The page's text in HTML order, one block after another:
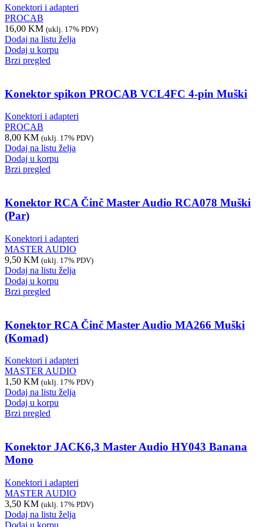
Konektori i adapteri
PROCAB
16,00 KM (uklj. 17% PDV)
Dodaj na listu želja
Dodaj u korpu
Brzi pregled
Konektor spikon PROCAB VCL4FC 4-pin Muški
Konektori i adapteri
PROCAB
8,00 KM (uklj. 17% PDV)
Dodaj na listu želja
Dodaj u korpu
Brzi pregled
Konektor RCA Činč Master Audio RCA078 Muški
(Par)
Konektori i adapteri
MASTER AUDIO
9,50 KM (uklj. 17% PDV)
Dodaj na listu želja
Dodaj u korpu
Brzi pregled
Konektor RCA Činč Master Audio MA266 Muški
(Komad)
Konektori i adapteri
MASTER AUDIO
1,50 KM (uklj. 17% PDV)
Dodaj na listu želja
Dodaj u korpu
Brzi pregled
Konektor JACK6,3 Master Audio HY043 Banana
Mono
Konektori i adapteri
MASTER AUDIO
3,50 KM (uklj. 17% PDV)
Dodaj na listu želja
Dodaj u korpu